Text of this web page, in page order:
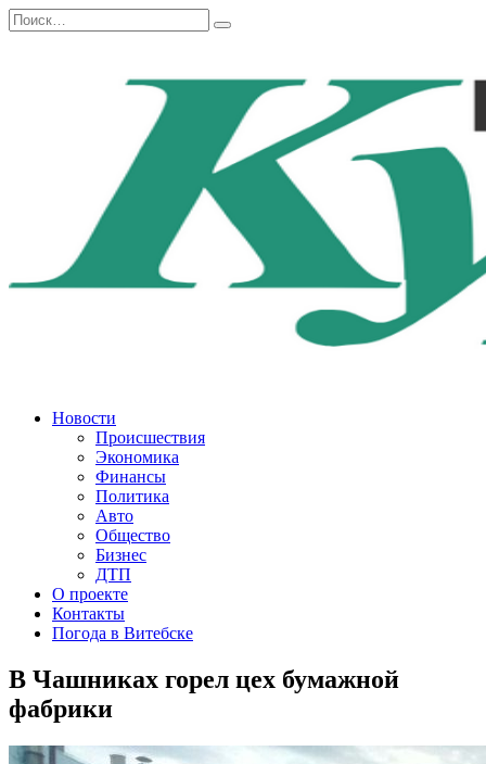
Перейти
к
Search
for:
Новости
Происшествия
Экономика
Финансы
Политика
Авто
Общество
Бизнес
ДТП
О проекте
Контакты
Погода в Витебске
В Чашниках горел цех бумажной
фабрики